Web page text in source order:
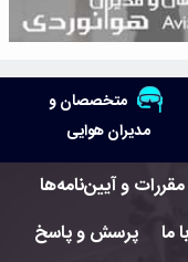
شد
هزار دلاری
متخصصان و
مدیران هوایی
مقررات و آیین‌نامه‌ها
ما پرسش و پاسخ